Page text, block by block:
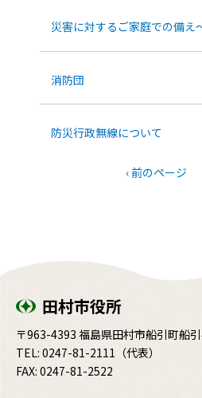
消防団
防災行政無線について
‹ 前のページ
田村市役所
〒963-4393 福島県田村市船引町船
TEL: 0247-81-2111 （代表）
FAX: 0247-81-2522